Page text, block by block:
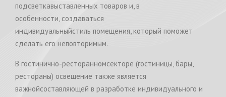
подсветкавыставленных товаров и, в
особенности, создаваться
индивидуальныйстиль помещения, который поможет
сделать его неповторимым.
В гостинично-ресторанномсекторе (гостиницы, бары,
рестораны) освещение также является
важнойсоставляющей в разработке индивидуального и